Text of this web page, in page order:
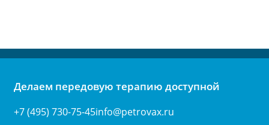
Делаем передовую терапию доступной
+7 (495) 730-75-45info@petrovax.ru